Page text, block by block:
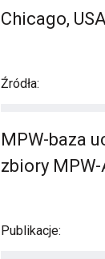
Chicago, USA
Źródła:
MPW-baza
zbiory MPW-
Publikacje: